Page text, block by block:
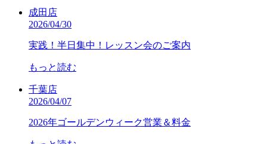
成田店
2026/04/30
実践！半日集中！レッスン会のご案内
もっと読む
千葉店
2026/04/07
2026年ゴールデンウィーク営業＆料金